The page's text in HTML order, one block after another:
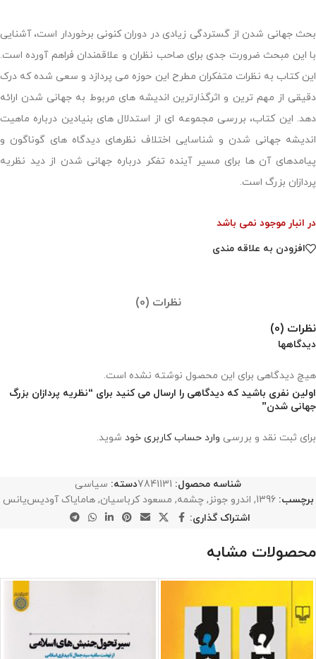
بحث جهانی شدن از گستردگی زیادی در دوران کنونی برخوردار است، آشنایی
با این مبحث ضرورت جدی برای صاحب نظران و علاقمندان فراهم آورده است.
این کتاب به نظرات متفکران مطرح این حوزه می پردازد و سعی شده که درک
دقیقی از مهم ترین و اثرگذارترین اندیشه های مربوط به جهانی شدن ارائه
دهد. این کتاب، بررسی مجموعه ای از استدلال های بنیادین درباره ماهیت
اندیشه جهانی شدن و شناسایی اختلاف نظرهای دیدگاه های گوناگون و
پیامدهای آن ها برای مسیر آینده تفکر درباره جهانی شدن از دید نظریه
پردازان بزرگ است.
در انبار موجود نمی باشد
افزودن به علاقه مندی
نظرات (0)
نظرات (0)
دیدگاهها
هیچ دیدگاهی برای این محصول نوشته نشده است.
اولین نفری باشید که دیدگاهی را ارسال می کنید برای “نظریه پردازان بزرگ
جهانی شدن”
برای ثبت نقد و بررسی وارد حساب کاربری خود شوید.
شناسه محصول: 7841131دسته: سیاسی
برچسب: 1396
, اندرو جونز, چشمه, مسعود کرباسیان, هامایاک آودیس‌یانس
اشتراک گذاری:
محصولات مشابه